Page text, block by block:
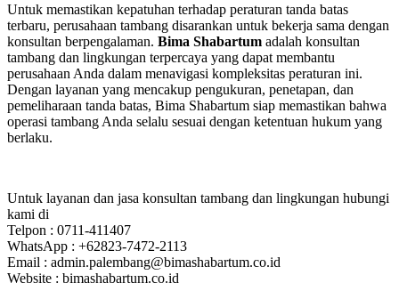
Untuk memastikan kepatuhan terhadap peraturan tanda batas
terbaru, perusahaan tambang disarankan untuk bekerja sama dengan
konsultan berpengalaman. Bima Shabartum adalah konsultan
tambang dan lingkungan terpercaya yang dapat membantu
perusahaan Anda dalam menavigasi kompleksitas peraturan ini.
Dengan layanan yang mencakup pengukuran, penetapan, dan
pemeliharaan tanda batas, Bima Shabartum siap memastikan bahwa
operasi tambang Anda selalu sesuai dengan ketentuan hukum yang
berlaku.
Untuk layanan dan jasa konsultan tambang dan lingkungan hubungi
kami di
Telpon : 0711-411407
WhatsApp : +62823-7472-2113
Email : admin.palembang@bimashabartum.co.id
Website : bimashabartum.co.id